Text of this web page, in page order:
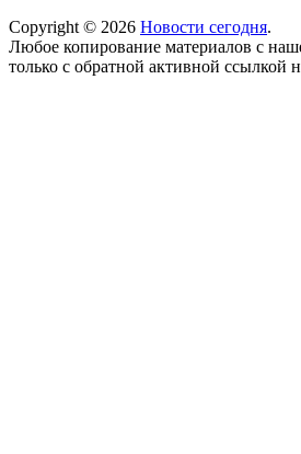
Copyright © 2026 Новости сегодня.
Любое копирование материалов с
только с обратной активной ссылкой